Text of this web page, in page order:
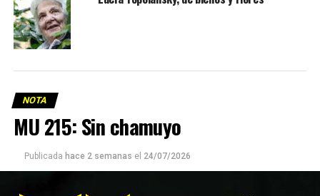
NOTA
MU 215: Sin chamuyo
Publicada hace 2 semanas el 24/07/2026